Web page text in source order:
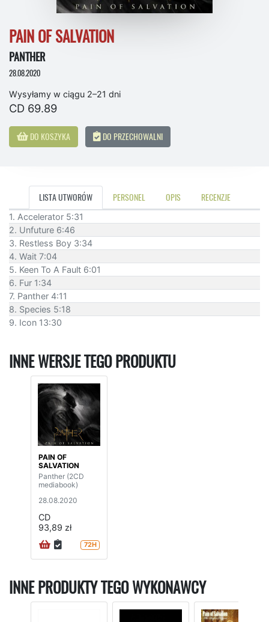
PAIN OF SALVATION
PANTHER
28.08.2020
Wysyłamy w ciągu 2–21 dni
CD 69.89
DO KOSZYKA DO PRZECHOWALNI
LISTA UTWORÓW PERSONEL OPIS RECENZJE
1. Accelerator 5:31
2. Unfuture 6:46
3. Restless Boy 3:34
4. Wait 7:04
5. Keen To A Fault 6:01
6. Fur 1:34
7. Panther 4:11
8. Species 5:18
9. Icon 13:30
INNE WERSJE TEGO PRODUKTU
PAIN OF
SALVATION
Panther (2CD
mediabook)
28.08.2020
CD
93,89 zł
72H
INNE PRODUKTY TEGO WYKONAWCY